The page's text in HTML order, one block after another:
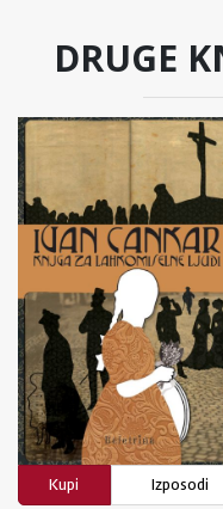
DRUGE
Kupi
Izposodi